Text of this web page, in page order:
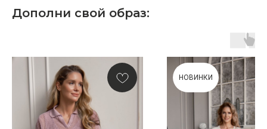
Дополни свой образ:
НОВИНКИ
Новинки, акции, подарки
и модный журнал — всё это
в нашем телеграмм канале:
MIR CASHMERE Official